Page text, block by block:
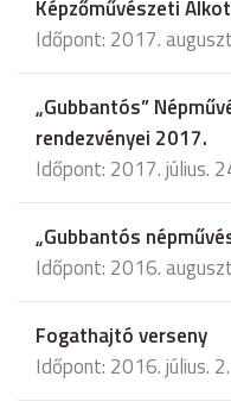
Képzőművészeti
Időpont: 2017.
„Gubbantós”
rendezvényei 2017.
Időpont: 2017. július.
„Gubbantós
Időpont: 2016.
Fogathajtó verseny
Időpont: 2016. július. 2.